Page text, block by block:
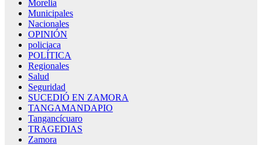
Morelia
Municipales
Nacionales
OPINIÓN
policiaca
POLÍTICA
Regionales
Salud
Seguridad
SUCEDIÓ EN ZAMORA
TANGAMANDAPIO
Tangancícuaro
TRAGEDIAS
Zamora